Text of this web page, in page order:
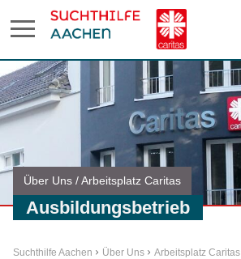
Über Uns / Arbeitsplatz Caritas
Ausbildungsbetrieb
Suchthilfe Aachen Über Uns Arbeitsplatz Caritas